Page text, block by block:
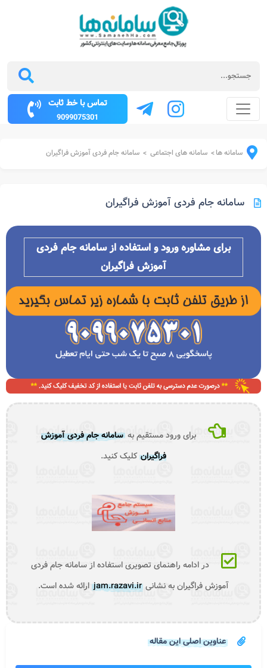
تماس با خط ثابت
9099075301
سامانه ها> سامانه های اجتماعی > سامانه جام فردی آموزش فراگیران
سامانه جام فردی آموزش فراگیران
برای مشاوره ورود و استفاده از سامانه جام فردی
آموزش فراگیران
برای ورود مستقیم بهسامانه جام فردی آموزش
فراگیران کلیک کنید.
در ادامه راهنمای تصویری استفاده از سامانه جام فردی
آموزش فراگیران به نشانی jam.razavi.ir ارائه شده است.
عناوین اصلی این مقاله